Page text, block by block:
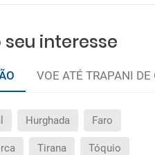
seu interesse
VOE ATÉ TRAPANI DE
Hurghada Faro
Tirana Tóquio